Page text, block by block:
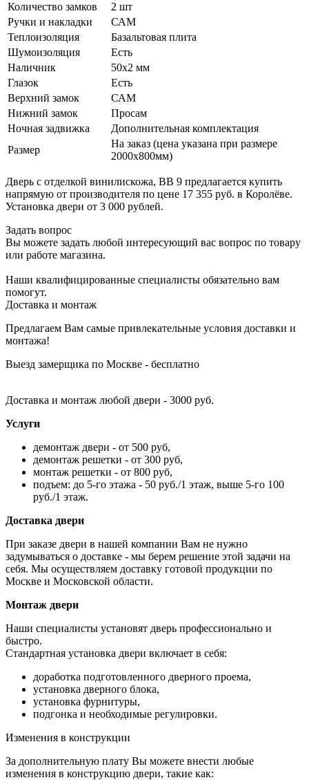
Количество замков
2 шт
Ручки и накладки
САМ
Теплоизоляция
Базальтовая плита
Шумоизоляция
Есть
Наличник
50х2 мм
Глазок
Есть
Верхний замок
САМ
Нижний замок
Просам
Ночная задвижка
Дополнительная комплектация
Размер
На заказ (цена указана при размере
2000х800мм)
Дверь с отделкой винилискожа, ВВ 9 предлагается купить
напрямую от производителя по цене 17 355 руб. в Королёве.
Установка двери от 3 000 рублей.
Задать вопрос
Вы можете задать любой интересующий вас вопрос по товару
или работе магазина.
Наши квалифицированные специалисты обязательно вам
помогут.
Доставка и монтаж
Предлагаем Вам самые привлекательные условия доставки и
монтажа!
Выезд замерщика по Москве - бесплатно
Доставка и монтаж любой двери - 3000 руб.
Услуги
демонтаж двери - от 500 руб,
демонтаж решетки - от 300 руб,
монтаж решетки - от 800 руб,
подъем: до 5-го этажа - 50 руб./1 этаж, выше 5-го 100
руб./1 этаж.
Доставка двери
При заказе двери в нашей компании Вам не нужно
задумываться о доставке - мы берем решение этой задачи на
себя. Мы осуществляем доставку готовой продукции по
Москве и Московской области.
Монтаж двери
Наши специалисты установят дверь профессионально и
быстро.
Стандартная установка двери включает в себя:
доработка подготовленного дверного проема,
установка дверного блока,
установка фурнитуры,
подгонка и необходимые регулировки.
Изменения в конструкции
За дополнительную плату Вы можете внести любые
изменения в конструкцию двери, такие как: